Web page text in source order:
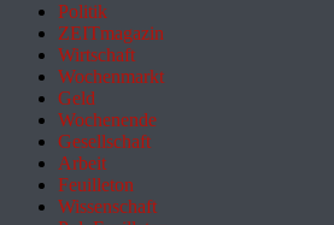
Politik
ZEITmagazin
Wirtschaft
Wochenmarkt
Geld
Wochenende
Gesellschaft
Arbeit
Feuilleton
Wissenschaft